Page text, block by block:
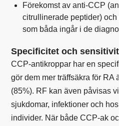
Förekomst av anti-CCP
citrullinerade peptider) och
som båda ingår i de
Specificitet och
CCP-antikroppar har en
gör dem mer träffsäkra för RA
(85%). RF kan även påvisas
sjukdomar, infektioner och
individer. När både CCP-ak